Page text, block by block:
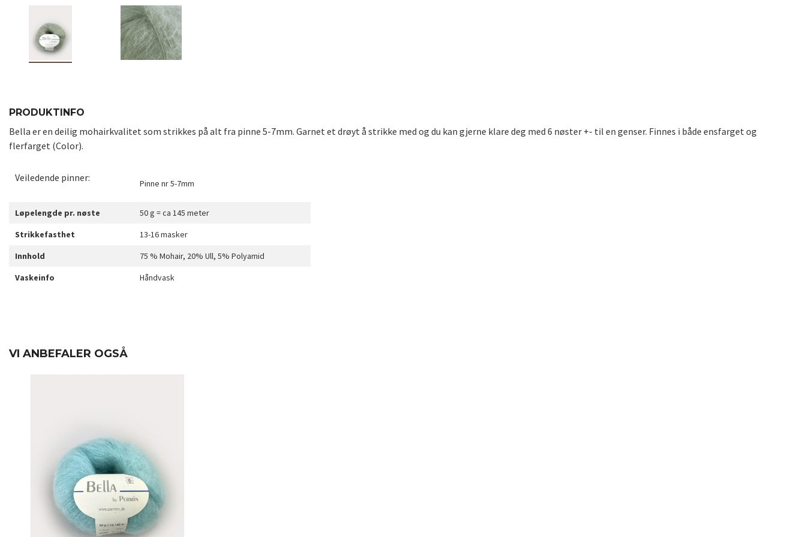
PRODUKTINFO
Bella er en deilig mohairkvalitet som strikkes på alt fra pinne 5-7mm. Garnet et drøyt å strikke med og du kan gjerne klare deg med 6 nøster +- til en genser. Finnes i både ensfarget og
flerfarget (Color).
Veiledende pinner: Pinne nr 5-7mm
Løpelengde pr. nøste
50 g = ca 145 meter
Strikkefasthet
13-16 masker
Innhold
75 % Mohair, 20% Ull, 5% Polyamid
Vaskeinfo
Håndvask
VI ANBEFALER OGSÅ